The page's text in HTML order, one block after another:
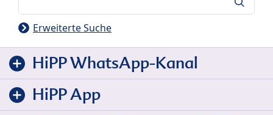
Erweiterte Suche
HiPP WhatsApp-Kanal
HiPP App